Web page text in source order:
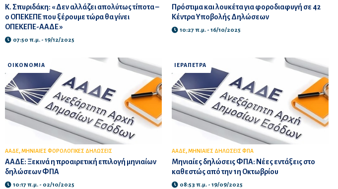
Κ. Σπυριδάκη: « Δεν αλλάζει απολύτως τίποτα –
ο ΟΠΕΚΕΠΕ που ξέρουμε τώρα θα γίνει
ΟΠΕΚΕΠΕ-ΑΑΔΕ »
07:50 π.μ. - 19/12/2025
Πρόστιμα και λουκέτα για φοροδιαφυγή σε 42
Κέντρα Υποβολής Δηλώσεων
10:27 π.μ. - 16/10/2025
ΟΙΚΟΝΟΜΙΑ
ΑΑΔΕ,ΜΗΝΙΑΙΕΣ ΦΟΡΟΛΟΓΙΚΕΣ ΔΗΛΩΣΕΙΣ
ΑΑΔΕ: Ξεκινά η προαιρετική επιλογή μηνιαίων
δηλώσεων ΦΠΑ
10:17 π.μ. - 02/10/2025
ΙΕΡΑΠΕΤΡΑ
ΑΑΔΕ,ΜΗΝΙΑΙΕΣ ΔΗΛΩΣΕΙΣ ΦΠΑ
Μηνιαίες δηλώσεις ΦΠΑ: Νέες εντάξεις στο
καθεστώς από την 1η Οκτωβρίου
08:53 π.μ. - 19/09/2025